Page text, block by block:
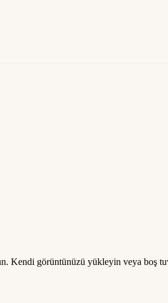
Kendi görüntünüzü yükleyin veya boş